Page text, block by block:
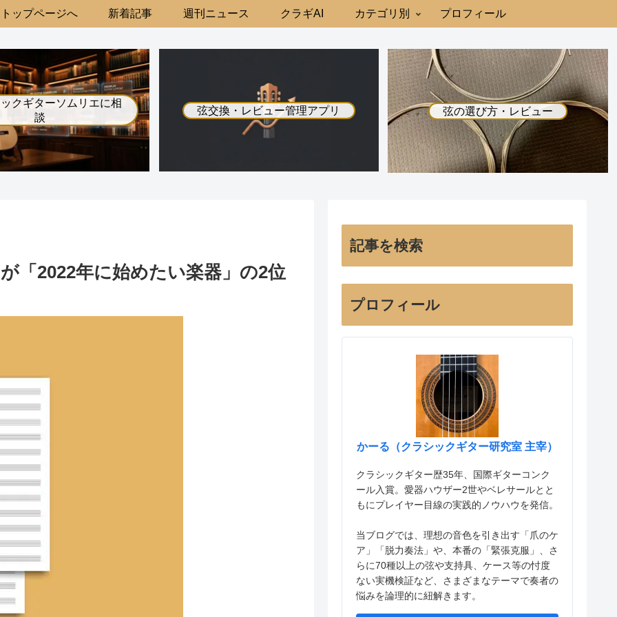
トップページへ 新着記事 週刊ニュース クラギAI カテゴリ別 プロフィール
クギターソムリエに相
談
弦交換・レビュー管理アプリ 弦の選び方・レビュー
「2022年に始めたい楽器」の2位
記事を検索
プロフィール
かーる（クラシックギター研究室 主宰）
クラシックギター歴35年、国際ギターコンク
ール入賞。愛器ハウザー2世やベレサールとと
もにプレイヤー目線の実践的ノウハウを発信。
当ブログでは、理想の音色を引き出す「爪のケ
ア」「脱力奏法」や、本番の「緊張克服」、さ
らに70種以上の弦や支持具、ケース等の忖度
ない実機検証など、さまざまなテーマで奏者の
悩みを論理的に紐解きます。